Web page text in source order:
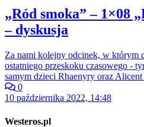
„Ród smoka” – 1×08
– dyskusja
Za nami kolejny odcinek, w którym
ostatniego przeskoku czasowego -
samym dzieci Rhaenyry oraz
0
10 października 2022, 14:48
Westeros.pl